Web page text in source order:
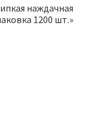
наждачная
1200 шт.»